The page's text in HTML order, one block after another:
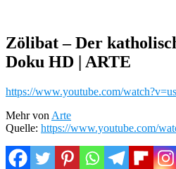
Zölibat – Der
Doku HD | ARTE
https://www.youtube.com/
Mehr von Arte
Quelle: https://www.youtube.com/